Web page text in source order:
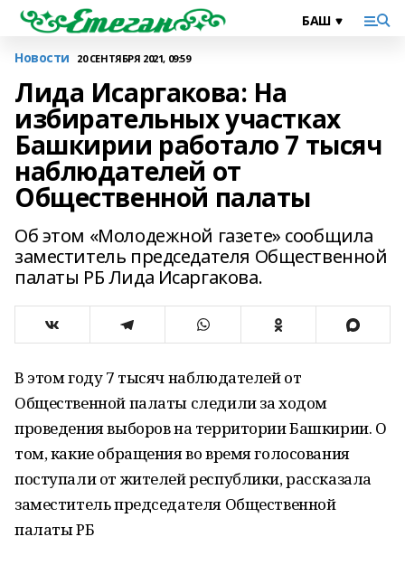
Новости 20 СЕНТЯБРЯ 2021, 09:59
Лида Исаргакова: На
избирательных участках
Башкирии работало 7 тысяч
наблюдателей от
Общественной палаты
Об этом «Молодежной газете» сообщила
заместитель председателя Общественной
палаты РБ Лида Исаргакова.
В этом году 7 тысяч наблюдателей от
Общественной палаты следили за ходом
проведения выборов на территории Башкирии. О
том, какие обращения во время голосования
поступали от жителей республики, рассказала
заместитель председателя Общественной
палаты РБ